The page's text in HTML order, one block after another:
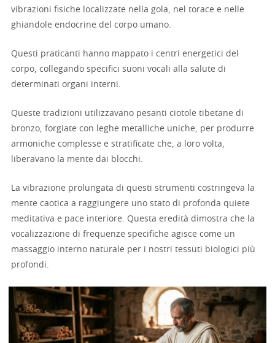
vibrazioni fisiche localizzate nella gola, nel torace e nelle
ghiandole endocrine del corpo umano.
Questi praticanti hanno mappato i centri energetici del
corpo, collegando specifici suoni vocali alla salute di
determinati organi interni.
Queste tradizioni utilizzavano pesanti ciotole tibetane di
bronzo, forgiate con leghe metalliche uniche, per produrre
armoniche complesse e stratificate che, a loro volta,
liberavano la mente dai blocchi.
La vibrazione prolungata di questi strumenti costringeva la
mente caotica a raggiungere uno stato di profonda quiete
meditativa e pace interiore. Questa eredità dimostra che la
vocalizzazione di frequenze specifiche agisce come un
massaggio interno naturale per i nostri tessuti biologici più
profondi.